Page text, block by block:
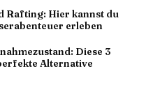
Rafting: Hier kannst du
erleben
Diese 3
Alternative